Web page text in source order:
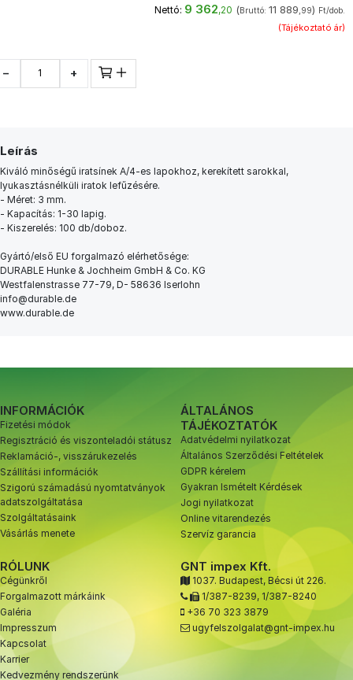
Nettó: 9 362,20 (Bruttó: 11 889,99) Ft/dob.
(Tájékoztató ár)
− +
Leírás
Kiváló minőségű iratsínek A/4-es lapokhoz, kerekített sarokkal,
lyukasztásnélküli iratok lefűzésére.
- Méret: 3 mm.
- Kapacítás: 1-30 lapig.
- Kiszerelés: 100 db/doboz.
Gyártó/első EU forgalmazó elérhetősége:
DURABLE Hunke & Jochheim GmbH & Co. KG
Westfalenstrasse 77-79, D- 58636 Iserlohn
info@durable.de
www.durable.de
INFORMÁCIÓK
Fizetési módok
Regisztráció és viszonteladói státusz
Reklamáció-, visszárukezelés
Szállítási információk
Szigorú számadású nyomtatványok
adatszolgáltatása
Szolgáltatásaink
Vásárlás menete
ÁLTALÁNOS
TÁJÉKOZTATÓK
Adatvédelmi nyilatkozat
Általános Szerződési Feltételek
GDPR kérelem
Gyakran Ismételt Kérdések
Jogi nyilatkozat
Online vitarendezés
Szervíz garancia
RÓLUNK
Cégünkről
Forgalmazott márkáink
Galéria
Impresszum
Kapcsolat
Karrier
Kedvezmény rendszerünk
GNT impex Kft.
1037. Budapest, Bécsi út 226.
1/387-8239, 1/387-8240
+36 70 323 3879
ugyfelszolgalat@gnt-impex.hu